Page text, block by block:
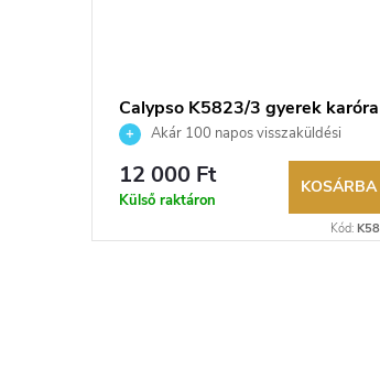
Calypso K5823/3 gyerek karóra
Akár 100 napos visszaküldési
lehetőség. Hivatalos márkakereskedő.
12 000 Ft
Külső raktáron
KOSÁRBA
Kód: